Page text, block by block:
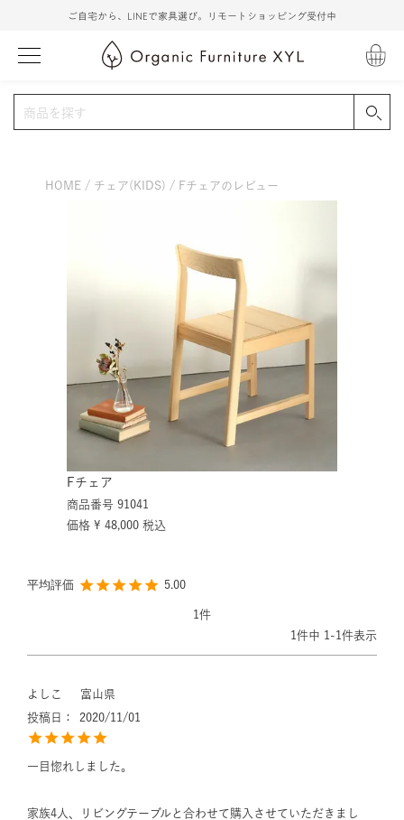
ご自宅から、LINEで家具選び。リモートショッピング受付中
HOME チェア(KIDS) Fチェアのレビュー
Fチェア
商品番号 91041
価格 ¥ 48,000 税込
5.00
1
1件中 1 -1件表示
よしこ
富山県
投稿日
2020/11/01
一目惚れしました。
家族4人、リビングテーブルと合わせて購入させていただきまし